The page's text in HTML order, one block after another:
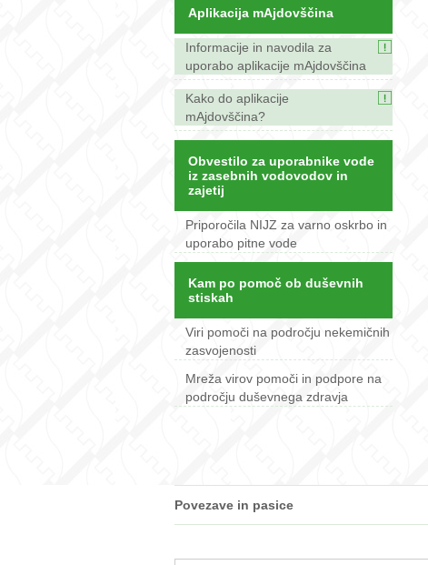
Aplikacija mAjdovščina
Informacije in navodila za
uporabo aplikacije mAjdovščina
Kako do aplikacije
mAjdovščina?
Obvestilo za uporabnike vode
iz zasebnih vodovodov in
zajetij
Priporočila NIJZ za varno oskrbo in
uporabo pitne vode
Kam po pomoč ob duševnih
stiskah
Viri pomoči na področju nekemičnih
zasvojenosti
Mreža virov pomoči in podpore na
področju duševnega zdravja
Povezave in pasice